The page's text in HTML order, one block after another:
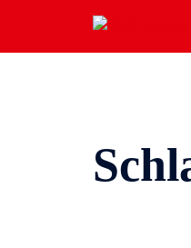
springen